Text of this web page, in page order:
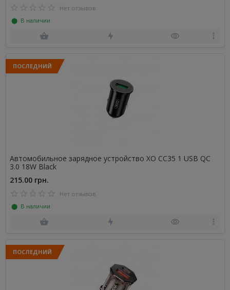
Нет отзывов
⬤ В наличии
ПОСЛЕДНИЙ
Автомобильное зарядное устройство XO CC35 1 USB QC
3.0 18W Black
215.00 грн.
Нет отзывов
⬤ В наличии
ПОСЛЕДНИЙ